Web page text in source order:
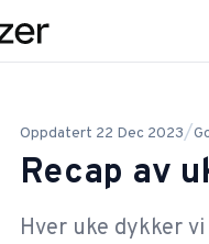
Oppdatert 22 Dec 2023/
Recap av
Hver uke dykker